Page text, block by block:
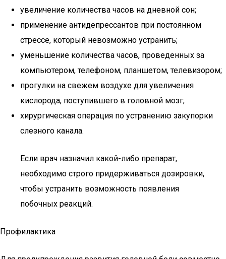
увеличение количества часов на дневной сон;
применение антидепрессантов при постоянном
стрессе, который невозможно устранить;
уменьшение количества часов, проведенных за
компьютером, телефоном, планшетом, телевизором;
прогулки на свежем воздухе для увеличения
кислорода, поступившего в головной мозг;
хирургическая операция по устранению закупорки
слезного канала.
Если врач назначил какой-либо препарат,
необходимо строго придерживаться дозировки,
чтобы устранить возможность появления
побочных реакций.
Профилактика